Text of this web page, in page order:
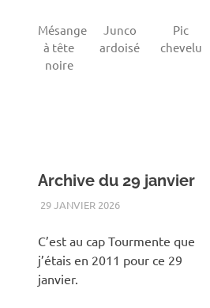
Mésange
à tête
noire
Junco
ardoisé
Pic
chevelu
Archive du 29 janvier
29 JANVIER 2026RENATO
2011
C’est au cap Tourmente que
j’étais en 2011 pour ce 29
janvier.